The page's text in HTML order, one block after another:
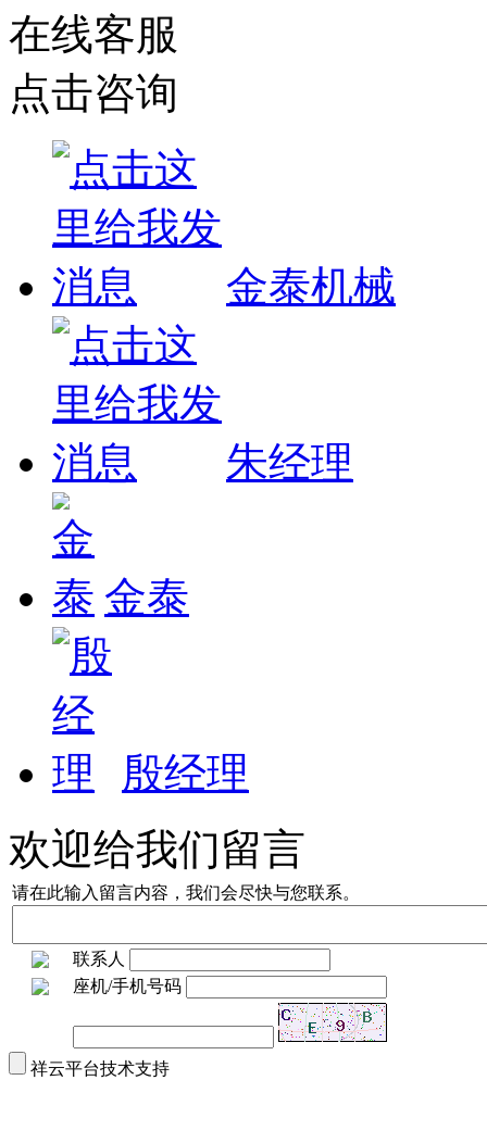
在线客服
点击咨询
金泰机械
朱经理
金泰
殷经理
欢迎给我们留言
请在此输入留言内容，我们会尽快与您联系。
联系人
座机/手机号码
祥云平台技术支持